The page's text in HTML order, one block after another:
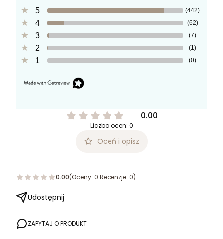
5
(442)
4 (62)
3 (7)
2 (1)
1 (0)
0.00
Liczba ocen: 0
Oceń i opisz
0.00(Oceny: 0 Recenzje: 0)
Udostępnij
ZAPYTAJ O PRODUKT